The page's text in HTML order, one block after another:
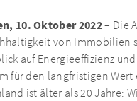
10. Oktober 2022– Die
von Immobilien
auf Energieeffizienz
für den langfristigen
ist älter als 20 Jahre: